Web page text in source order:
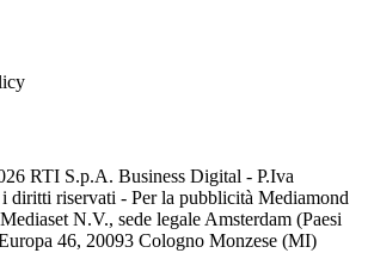
RTI S.p.A. Business Digital - P.Iva
diritti riservati - Per la pubblicità Mediamond
N.V., sede legale Amsterdam (Paesi
46, 20093 Cologno Monzese (MI)